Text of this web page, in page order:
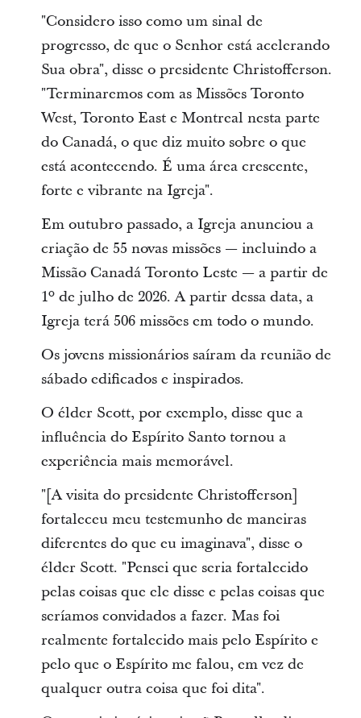
"Considero isso como um sinal de
progresso, de que o Senhor está acelerando
Sua obra", disse o presidente Christofferson.
"Terminaremos com as Missões Toronto
West, Toronto East e Montreal nesta parte
do Canadá, o que diz muito sobre o que
está acontecendo. É uma área crescente,
forte e vibrante na Igreja".
Em outubro passado, a Igreja anunciou a
criação de 55 novas missões — incluindo a
Missão Canadá Toronto Leste — a partir de
1º de julho de 2026. A partir dessa data, a
Igreja terá 506 missões em todo o mundo.
Os jovens missionários saíram da reunião de
sábado edificados e inspirados.
O élder Scott, por exemplo, disse que a
influência do Espírito Santo tornou a
experiência mais memorável.
"[A visita do presidente Christofferson]
fortaleceu meu testemunho de maneiras
diferentes do que eu imaginava", disse o
élder Scott. "Pensei que seria fortalecido
pelas coisas que ele disse e pelas coisas que
seríamos convidados a fazer. Mas foi
realmente fortalecido mais pelo Espírito e
pelo que o Espírito me falou, em vez de
qualquer outra coisa que foi dita".